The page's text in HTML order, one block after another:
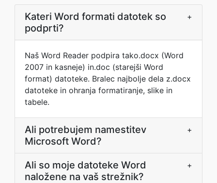
Kateri Word formati datotek so
podprti?
+
Naš Word Reader podpira tako.docx (Word
2007 in kasneje) in.doc (starejši Word
format) datoteke. Bralec najbolje dela z.docx
datoteke in ohranja formatiranje, slike in
tabele.
Ali potrebujem namestitev
Microsoft Word?
+
Ali so moje datoteke Word
naložene na vaš strežnik?
+